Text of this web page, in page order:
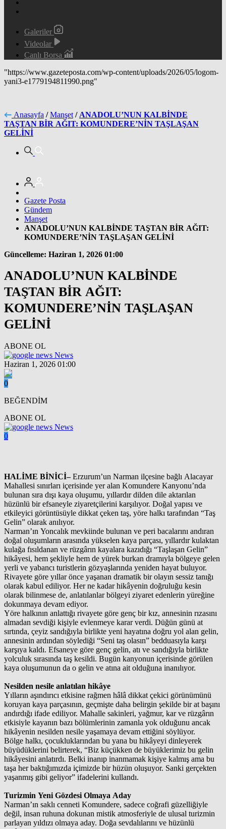
Galeriler
Videolar
Canlı Borsa
"https://www.gazeteposta.com/wp-content/uploads/2026/05/logom-
yani3-e1779194811990.png"
Anasayfa / Manşet / ANADOLU’NUN KALBİNDE
TAŞTAN BİR AĞIT: KOMUNDERE’NİN TAŞLAŞAN
GELİNİ
Gazete Posta
Gündem
Manşet
ANADOLU’NUN KALBİNDE TAŞTAN BİR AĞIT:
KOMUNDERE’NİN TAŞLAŞAN GELİNİ
Güncelleme: Haziran 1, 2026 01:00
ANADOLU’NUN KALBİNDE
TAŞTAN BİR AĞIT:
KOMUNDERE’NİN TAŞLAŞAN
GELİNİ
ABONE OL
News
Haziran 1, 2026 01:00
0
BEĞENDİM
ABONE OL
News
0
HALİME BİNİCİ–Erzurum’un Narman ilçesine bağlı Alacayar
Mahallesi sınırları içerisinde yer alan Komundere Kanyonu’nda
bulunan sıra dışı kaya oluşumu, yıllardır dilden dile aktarılan
hüzünlü bir efsaneyle ziyaretçilerini karşılıyor. Doğal yapısı ve
etkileyici görüntüsüyle dikkat çeken taş, yöre halkı tarafından “Taş
Gelin” olarak anılıyor.
Narman’ın Yoncalık mevkiinde bulunan ve peri bacalarını andıran
doğal oluşumların arasında yükselen kaya parçası, yıllardır kulaktan
kulağa fısıldanan ve rüzgârın kayalara kazıdığı “Taşlaşan Gelin”
hikâyesi, hem şekliyle hem de yürek burkan dramıyla bölgeye gelen
yerli ve yabancı turistlerin gözyaşlarında yeniden hayat buluyor.
Rivayete göre yıllar önce yaşanan dramatik bir olayın sessiz tanığı
olarak kabul ediliyor. Her ne kadar hikâyenin doğruluğu kesin
olarak bilinmese de, anlatılanlar bölgeyi ziyaret edenlerin yüreğine
dokunmaya devam ediyor.
Yöre halkının anlattığı rivayete göre genç bir kız, annesinin rızasını
almadan sevdiği kişiyle evlenmeye karar verdi. Düğün günü at
sırtında, çeyiz sandığıyla birlikte yeni hayatına doğru yol alan gelin,
annesinin ardından söylediği “Seni taş olasın” bedduasıyla karşı
karşıya kaldı. Efsaneye göre genç gelin, atı ve sandığıyla birlikte
yolculuk sırasında taş kesildi. Bugün kanyonun içerisinde görülen
kaya oluşumunun da o gelin ve atına ait olduğuna inanılıyor.
Nesilden nesile anlatılan hikâye
Yılların aşındırıcı etkisine rağmen hâlâ dikkat çekici görünümünü
koruyan kaya parçasının, geçmişte daha belirgin şekilde bir at başını
andırdığı ifade ediliyor. Mahalle sakinleri, yağmur, kar ve rüzgârın
etkisiyle kayanın bazı bölümlerinin zamanla yok olduğunu ancak
hikâyenin nesilden nesile yaşamaya devam ettiğini söylüyor.
Bölge halkı, çocukluklarından bu yana bu hikâyeyi dinleyerek
büyüdüklerini belirterek, “Biz küçükken de büyüklerimiz bu gelin
hikâyesini anlatırdı. Belki inanıp inanmamak kişiye kalmış ama bu
taşa her baktığımızda içimizde bir hüzün oluşuyor. Sanki gerçekten
yaşanmış gibi geliyor” ifadelerini kullandı.
Turizmin Yeni Gözdesi Olmaya Aday
Narman’ın saklı cenneti Komundere, sadece coğrafi güzelliğiyle
değil, insan ruhuna dokunan mistik atmosferiyle de ulusal turizmin
parlayan yıldızı olmaya aday. Doğa sevdalılarını ve hüzünlü